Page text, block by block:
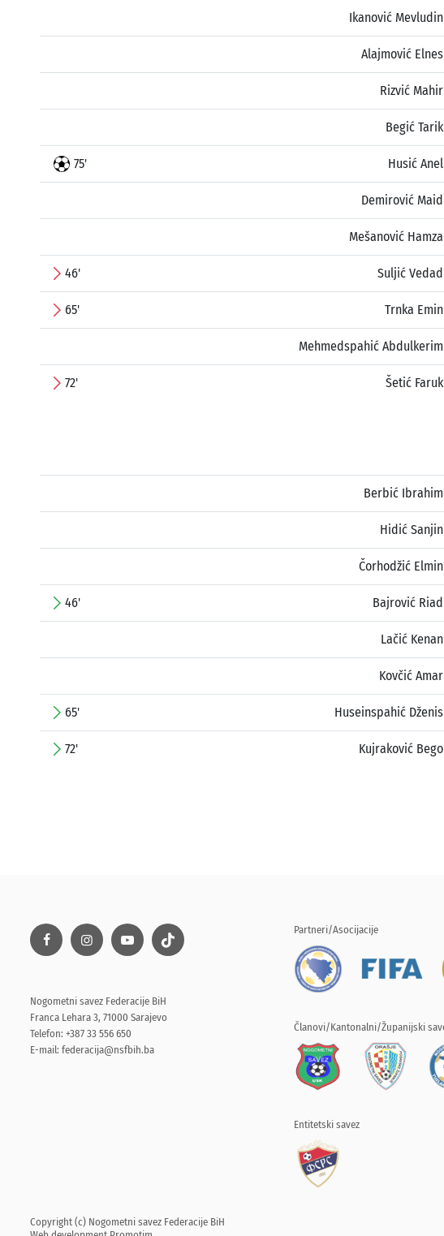
Ikanović Mevludin
Alajmović Elnes
Rizvić Mahir
Begić Tarik
75' Husić Anel
Demirović Maid
Mešanović Hamza
46' Suljić Vedad
65' Trnka Emin
Mehmedspahić Abdulkerim
72' Šetić Faruk
Berbić Ibrahim
Hidić Sanjin
Čorhodžić Elmin
46' Bajrović Riad
Lačić Kenan
Kovčić Amar
65' Huseinspahić Dženis
72' Kujraković Bego
Nogometni savez Federacije BiH
Franca Lehara 3, 71000 Sarajevo
Telefon: +387 33 556 650
E-mail: federacija@nsfbih.ba
Partneri/Asocijacije
Članovi/Kantonalni/Županijski
Entitetski savez
Copyright (c) Nogometni savez Federacije BiH